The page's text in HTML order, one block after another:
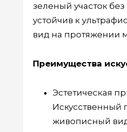
зеленый участок
устойчив к
вид на протяжении
Преимущества
Эстетическая
Искусственный
живописный